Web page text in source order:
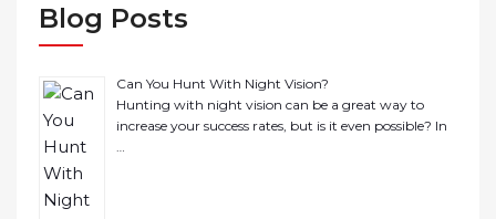
Blog Posts
Can You Hunt With Night Vision?
Hunting with night vision can be a great way to
increase your success rates, but is it even possible? In